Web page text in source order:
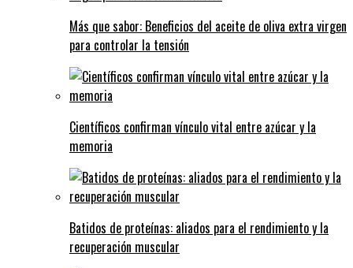
Más que sabor: Beneficios del aceite de oliva extra virgen
para controlar la tensión
Científicos confirman vínculo vital entre azúcar y la
memoria
Batidos de proteínas: aliados para el rendimiento y la
recuperación muscular